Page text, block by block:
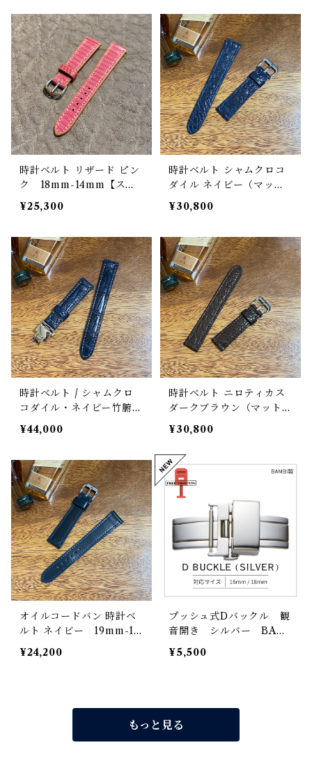
時計ベルト リザード ピン
ク 18mm-14mm【スタ
ンダード】フルフラット
型 腕時計バンド
¥25,300
時計ベルト シャムクロコ
ダイル ネイビー（マッ
ト）丸腑 20mm-18mm
【スタンダード】フルフラ
¥30,800
時計ベルト / シャムクロ
コダイル・ネイビー竹腑・
手縫い 18mm-16mm
ボンベ形状 腕時計バン
ルト交換 アンチスウェッ
ト裏材 ステンレスDバッ
クル（プッシュ式バタフラ
イバックル）付き ワンタ
ッチバネ棒 クイックリリ
ース装備 カスタムも可
オメガやタグホイヤーにも
¥44,000
時計ベルト ニロティカス
ダークブラウン（マット）
丸腑 18mm-16mm 【ス
タンダード】フルフラット
型 腕時計バンド
¥30,800
オイルコードバン 時計ベ
ルト ネイビー 19mm-16
mm【スタンダード】フル
フラット型 腕時計バンド
¥24,200
プッシュ式Dバックル 観
音開き シルバー BAM
BI社製 レザーバックル
¥5,500
もっと見る